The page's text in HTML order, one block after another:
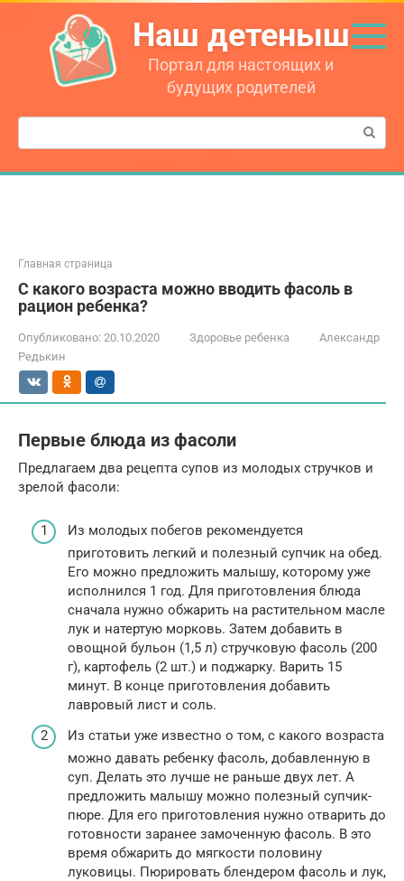
Перейти
контенту
Наш детеныш
Портал для настоящих и
будущих родителей
Поиск:
Главная страница
С какого возраста можно вводить фасоль в
рацион ребенка?
Опубликовано: 20.10.2020 Здоровье ребенка
Александр
Редькин
Первые блюда из фасоли
Предлагаем два рецепта супов из молодых стручков и
зрелой фасоли:
Из молодых побегов рекомендуется
приготовить легкий и полезный супчик на обед.
Его можно предложить малышу, которому уже
исполнился 1 год. Для приготовления блюда
сначала нужно обжарить на растительном масле
лук и натертую морковь. Затем добавить в
овощной бульон (1,5 л) стручковую фасоль (200
г), картофель (2 шт.) и поджарку. Варить 15
минут. В конце приготовления добавить
лавровый лист и соль.
Из статьи уже известно о том, с какого возраста
можно давать ребенку фасоль, добавленную в
суп. Делать это лучше не раньше двух лет. А
предложить малышу можно полезный супчик-
пюре. Для его приготовления нужно отварить до
готовности заранее замоченную фасоль. В это
время обжарить до мягкости половину
луковицы. Пюрировать блендером фасоль и лук,